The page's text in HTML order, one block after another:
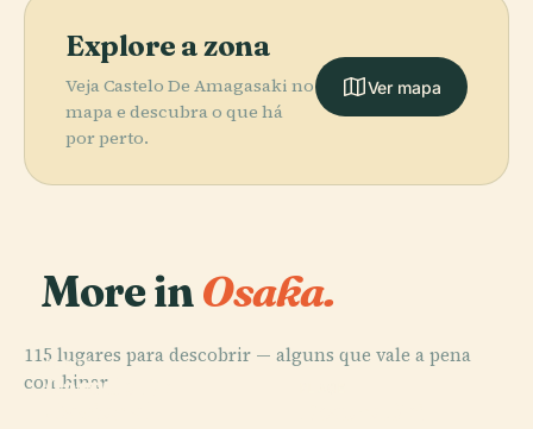
Explore a zona
Veja Castelo De Amagasaki no
mapa e descubra o que há
por perto.
Ver mapa
More inOsaka.
115 lugares para descobrir — alguns que vale a pena
combinar.
PLACE
Castelo De
PLACE
Parque